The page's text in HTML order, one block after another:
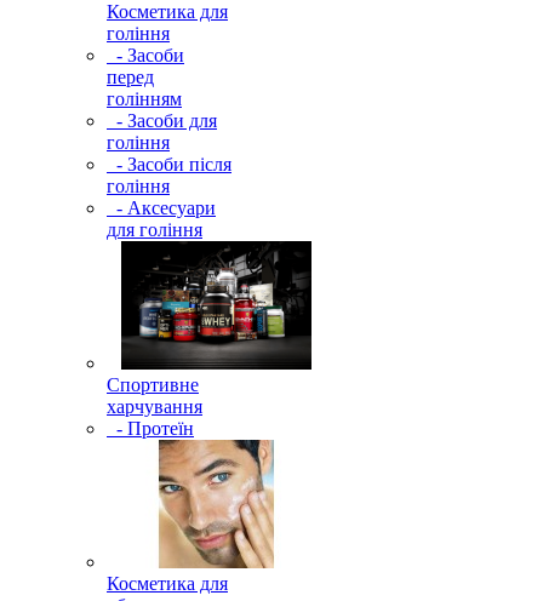
Косметика для
гоління
- Засоби
перед
голінням
- Засоби для
гоління
- Засоби після
гоління
- Аксесуари
для гоління
Спортивне
харчування
- Протеїн
Косметика для